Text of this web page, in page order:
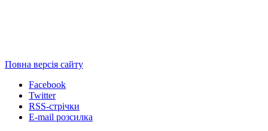
Повна версія сайту
Facebook
Twitter
RSS-стрічки
E-mail розсилка